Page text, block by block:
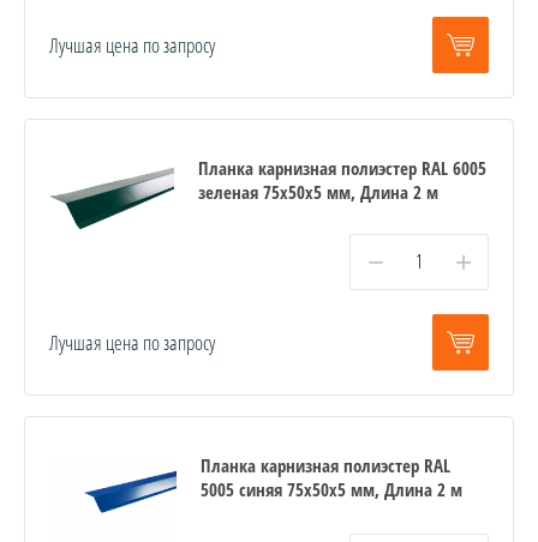
Лучшая цена по запросу
Планка карнизная полиэстер RAL 6005
зеленая 75х50х5 мм, Длина 2 м
− +
Лучшая цена по запросу
Планка карнизная полиэстер RAL
5005 синяя 75х50х5 мм, Длина 2 м